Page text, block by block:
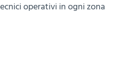
operativi in ogni zona